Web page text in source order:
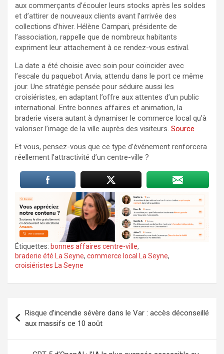
aux commerçants d’écouler leurs stocks après les soldes
et d’attirer de nouveaux clients avant l’arrivée des
collections d’hiver. Hélène Campari, présidente de
l’association, rappelle que de nombreux habitants
expriment leur attachement à ce rendez-vous estival.
La date a été choisie avec soin pour coïncider avec
l’escale du paquebot Arvia, attendu dans le port ce même
jour. Une stratégie pensée pour séduire aussi les
croisiéristes, en adaptant l’offre aux attentes d’un public
international. Entre bonnes affaires et animation, la
braderie visera autant à dynamiser le commerce local qu’à
valoriser l’image de la ville auprès des visiteurs. Source
Et vous, pensez-vous que ce type d’événement renforcera
réellement l’attractivité d’un centre-ville ?
Étiquettes: bonnes affaires centre-ville,
braderie été La Seyne, commerce local La Seyne,
croisiéristes La Seyne
de
l’article
Risque d’incendie sévère dans le Var : accès déconseillé
aux massifs ce 10 août